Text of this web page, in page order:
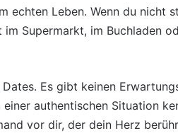
echten Leben. Wenn du nicht
Supermarkt, im Buchladen
Es gibt keinen
authentischen Situation
vor dir, der dein Herz